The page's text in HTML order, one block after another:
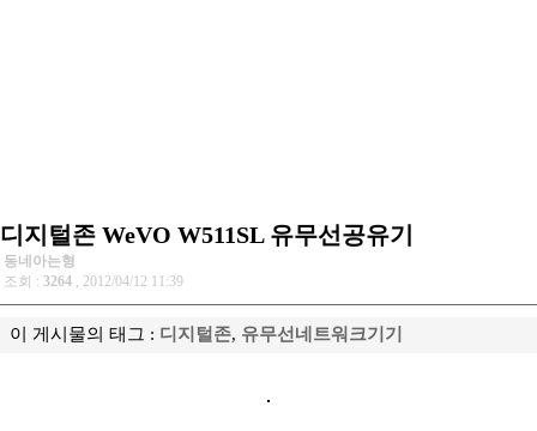
디지털존 WeVO W511SL 유무선공유기
동네아는형
조회 : 3264 , 2012/04/12 11:39
이 게시물의 태그 : 디지털존, 유무선네트워크기기